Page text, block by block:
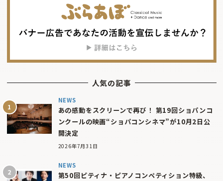
人気の記事
NEWS
あの感動をスクリーンで再び！ 第19回ショパンコ
ンクールの映画“ショパコンシネマ”が10月2日公
開決定
2026年7月31日
NEWS
第50回ピティナ・ピアノコンペティション特級、